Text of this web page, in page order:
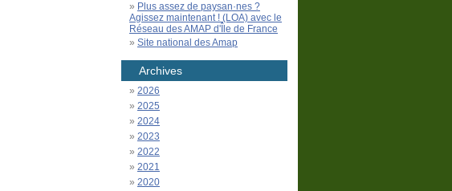
Plus assez de paysan·nes ?
Agissez maintenant ! (LOA) avec le
Réseau des AMAP d'Île de France
Site national des Amap
Archives
2026
2025
2024
2023
2022
2021
2020